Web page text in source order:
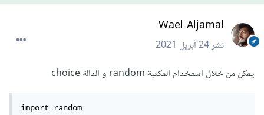
Wael Aljamal
نشر24 أبريل 2021
يمكن من خلال استخدام المكتبة random و الدالة choice
import random